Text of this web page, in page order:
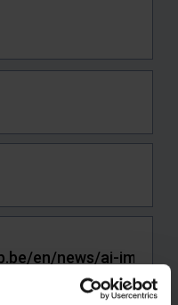
you encountered the error.